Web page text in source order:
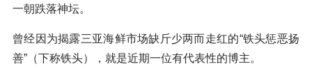
一朝跌落神坛。
曾经因为揭露三亚海鲜市场缺斤少两而走红的“铁头惩恶扬
善”（下称铁头），就是近期一位有代表性的博主。